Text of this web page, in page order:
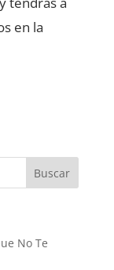
en la
No Te